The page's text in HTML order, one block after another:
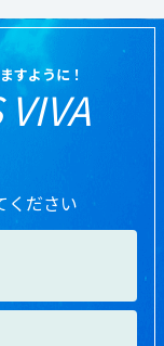
すように！
VIVA
ください